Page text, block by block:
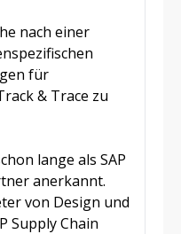
nach einer
für
& Trace zu
lange als SAP
anerkannt.
von Design und
Supply Chain